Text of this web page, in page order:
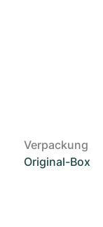
Verpackung
Original-Box